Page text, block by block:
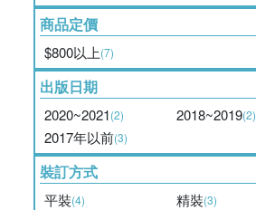
商品定價
$800以上(7)
出版日期
2020~2021(2) 2018~2019(2)
2017年以前(3)
裝訂方式
平裝(4) 精裝(3)